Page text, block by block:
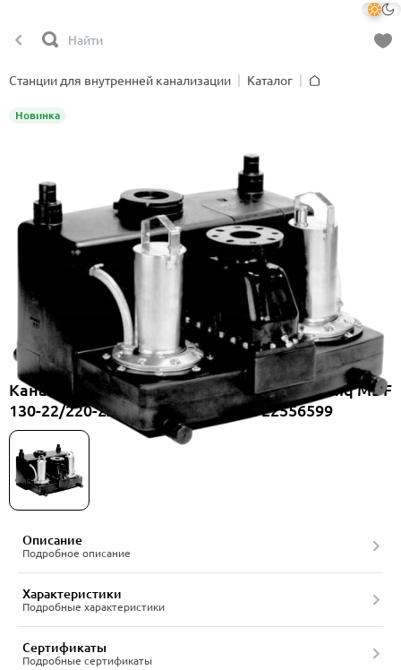
Станции для внутренней канализации
Каталог
Канализационная насосная станция Onimiq MDF
130-22/220-2ACC-65/4A, артикул 22556599
Новинка
Описание
Подробное описание
Характеристики
Подробные характеристики
Сертификаты
Подробные сертификаты